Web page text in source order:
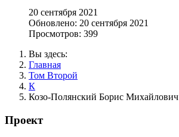
20 сентября 2021
Обновлено: 20 сентября 2021
Просмотров: 399
Вы здесь:
Главная
Том Второй
К
Козо-Полянский Борис Михайлович
Проект